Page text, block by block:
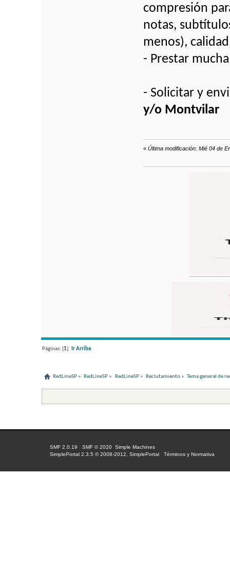
compresión
notas,
menos),
- Prestar
- Solicitar y
y/o Montvilar
«Última modificación: Mié 04 de
Páginas: [1] Ir Arriba
RedLineSP » RedLineSP » RedLineSP» Reclutamiento » Tema general de
SMF 2.0.19 |SMF © 2020 ,Simple Machines
SimplePortal 2.3.5 © 2008-2012, SimplePortal
|Términos y Normativa